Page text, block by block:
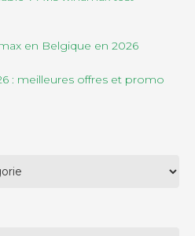
en Belgique en 2026
: meilleures offres et promo